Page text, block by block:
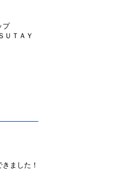
プ
ＵＴＡＹ
ました！